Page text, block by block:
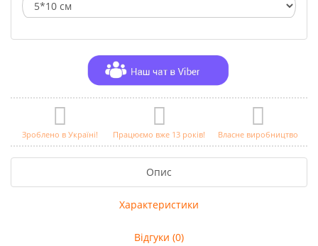
Зроблено в Україні! Працюємо вже 13 років! Власне виробництво
Опис
Характеристики
Відгуки (0)